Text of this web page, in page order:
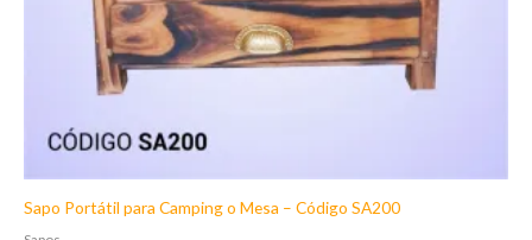
Sapo Portátil para Camping o Mesa – Código SA200